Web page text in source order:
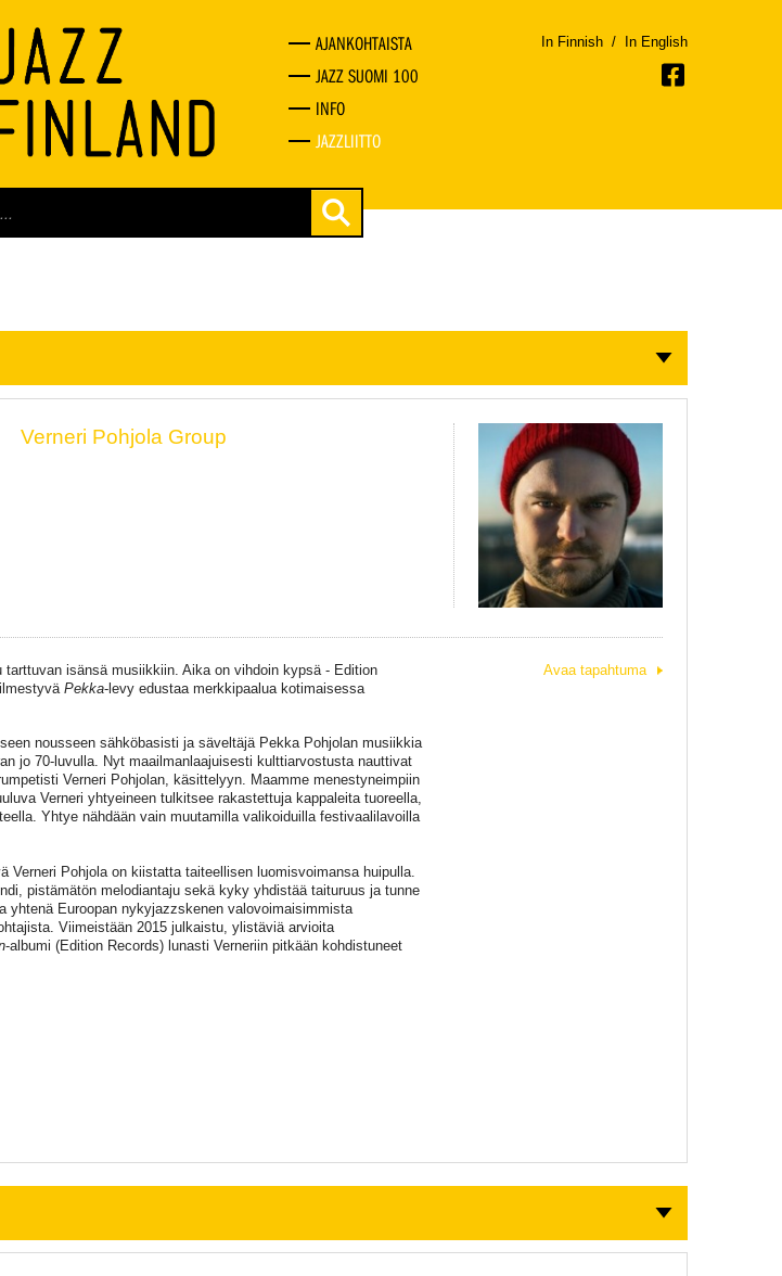
AJANKOHTAISTA
JAZZ SUOMI 100
INFO
JAZZLIITTO
In Finnish / In English
Verneri Pohjola Group
tarttuvan isänsä musiikkiin. Aika on vihdoin kypsä - Edition
Pekka-levy edustaa merkkipaalua kotimaisessa
nousseen sähköbasisti ja säveltäjä Pekka Pohjolan musiikkia
jo 70-luvulla. Nyt maailmanlaajuisesti kulttiarvostusta nauttivat
Verneri Pohjolan, käsittelyyn. Maamme menestyneimpiin
Verneri yhtyeineen tulkitsee rakastettuja kappaleita tuoreella,
Yhtye nähdään vain muutamilla valikoiduilla festivaalilavoilla
Verneri Pohjola on kiistatta taiteellisen luomisvoimansa huipulla.
pistämätön melodiantaju sekä kyky yhdistää taituruus ja tunne
yhtenä Euroopan nykyjazzskenen valovoimaisimmista
Viimeistään 2015 julkaistu, ylistäviä arvioita
-albumi (Edition Records) lunasti Verneriin pitkään kohdistuneet
Avaa tapahtuma